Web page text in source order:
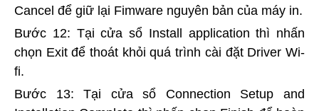
Cancel để giữ lại Fimware nguyên bản của máy in.
Bước 12: Tại cửa sổ Install application thì nhấn
chọn Exit để thoát khỏi quá trình cài đặt Driver Wi-
fi.
Bước 13: Tại cửa sổ Connection Setup and